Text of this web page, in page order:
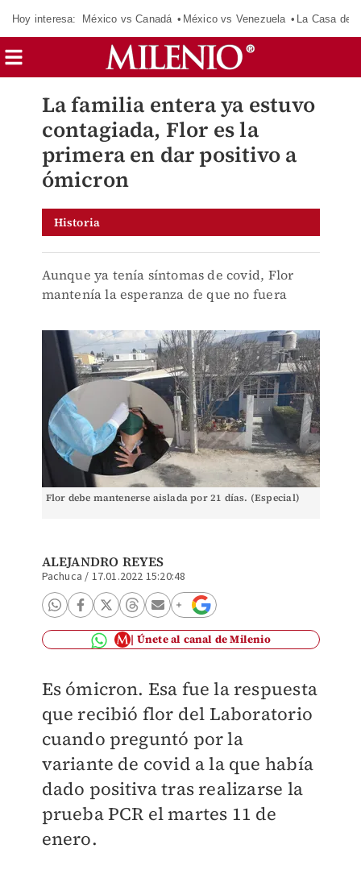
Hoy interesa: México vs Canadá México vs Venezuela La Casa de
La familia entera ya estuvo
contagiada, Flor es la
primera en dar positivo a
ómicron
Historia
Aunque ya tenía síntomas de covid, Flor
mantenía la esperanza de que no fuera
Flor debe mantenerse aislada por 21 días. (Especial)
ALEJANDRO REYES
Pachuca / 17.01.2022 15:20:48
Únete al canal de Milenio
Es ómicron. Esa fue la respuesta
que recibió flor del Laboratorio
cuando preguntó por la
variante de covid a la que había
dado positiva tras realizarse la
prueba PCR el martes 11 de
enero.